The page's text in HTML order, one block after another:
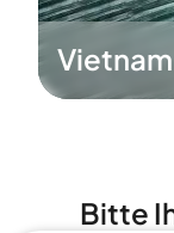
Vietnam
Bitte